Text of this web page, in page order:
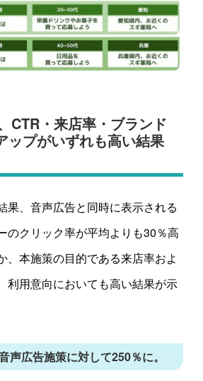
CTR・来店率・ブランド
ップがいずれも高い結果
果、音声広告と同時に表示される
のクリック率が平均よりも30％高
、本施策の目的である来店率およ
利用意向においても高い結果が示
声広告施策に対して250％に。